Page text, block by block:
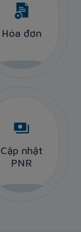
Hóa đơn
Hóa đơn
Cập nhật
PNR
Cập nhật
PNR